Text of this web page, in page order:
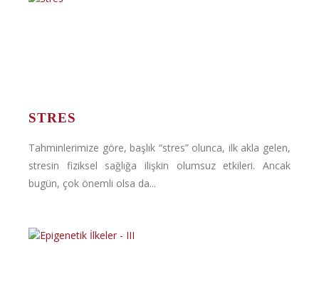
STRES
Tahminlerimize göre, başlık “stres” olunca, ilk akla gelen,
stresin fiziksel sağlığa ilişkin olumsuz etkileri. Ancak
bugün, çok önemli olsa da...